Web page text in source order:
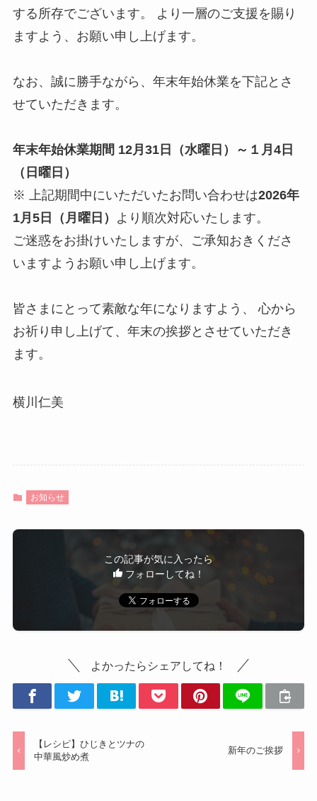
する所存でございます。 より一層のご支援を賜り
ますよう、お願い申し上げます。
なお、誠に勝手ながら、年末年始休業を下記とさ
せていただきます。
年末年始休業期間 12月31日（水曜日）～１月4日
（日曜日）
※ 上記期間中にいただいたお問い合わせは2026年
1月5日（月曜日）
より順次対応いたします。
ご迷惑をお掛けいたしますが、ご承知おきくださ
いますようお願い申し上げます。
皆さまにとって素敵な年になりますよう、 心から
お祈り申し上げて、年末の挨拶とさせていただき
ます。
横川仁美
お知らせ
この記事が気に入ったら
フォローしてね！
よかったらシェアしてね！
【レシピ】ひじきとツナの
中華風炒め煮
新年のご挨拶